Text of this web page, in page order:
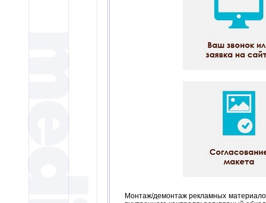
Монтаж/демонтаж рекламных